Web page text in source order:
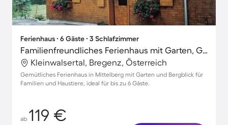
Ferienhaus ∙ 6 Gäste ∙ 3 Schlafzimmer
Familienfreundliches Ferienhaus mit Garten, Grill und Terrasse | Bergblick | Skifahren in der Nähe | Haustierfreundlich
Kleinwalsertal, Bregenz, Österreich
Gemütliches Ferienhaus in Mittelberg mit Garten und Bergblick für
Familien und Haustiere, ideal für bis zu 6 Gäste.
ab 119 €